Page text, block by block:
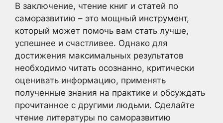
В заключение, чтение книг и статей по
саморазвитию – это мощный инструмент,
который может помочь вам стать лучше,
успешнее и счастливее. Однако для
достижения максимальных результатов
необходимо читать осознанно, критически
оценивать информацию, применять
полученные знания на практике и обсуждать
прочитанное с другими людьми. Сделайте
чтение литературы по саморазвитию